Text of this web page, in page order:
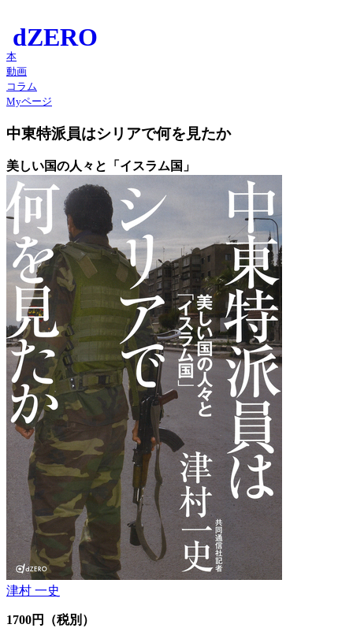
本
動画
コラム
Myページ
中東特派員はシリアで何を見たか
美しい国の人々と「イスラム国」
津村 一史
1700円（税別）